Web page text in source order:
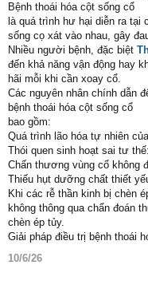
Bệnh thoái hóa cột sống cổ
là quá trình hư hại diễn ra
sống cọ xát vào nhau, gây
Nhiều người bệnh, đặc biệt
đến khả năng vận động hay
hãi mỗi khi cần xoay cổ.
Các nguyên nhân chính dẫn
bệnh thoái hóa cột sống cổ
bao gồm:
Quá trình lão hóa tự nhiên
Thói quen sinh hoạt sai tư
Chấn thương vùng cổ không
Thiếu hụt dưỡng chất thiết
Khi các rễ thần kinh bị chèn
không thông qua chẩn đoán
chèn ép tủy.
Giải pháp điều trị bệnh thoái
10/6/26